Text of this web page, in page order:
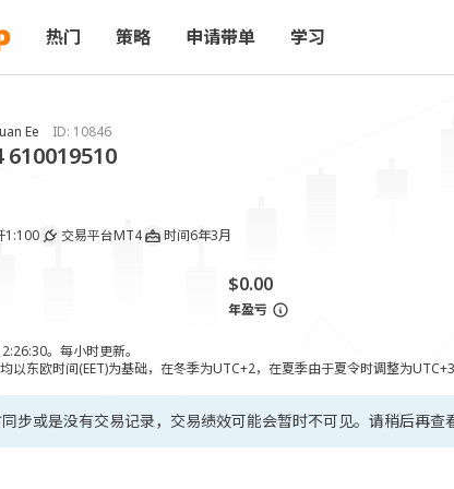
热门 策略 申请带单 学习
Ee ID: 10846
610019510
1:100 交易平台MT4 时间6年3月
$0.00
年盈亏
。每小时更新。
以东欧时间(EET)为基础，在冬季为UTC+2，在夏季由于夏令时调整为UTC+3
步或是没有交易记录，交易绩效可能会暂时不可见。请稍后再查